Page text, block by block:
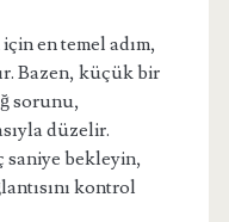
en temel adım,
Bazen, küçük bir
sorunu,
düzelir.
bekleyin,
kontrol